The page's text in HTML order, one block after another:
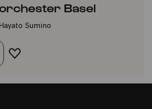
Basel
Sumino
FAVORIT HINZUFÜGEN